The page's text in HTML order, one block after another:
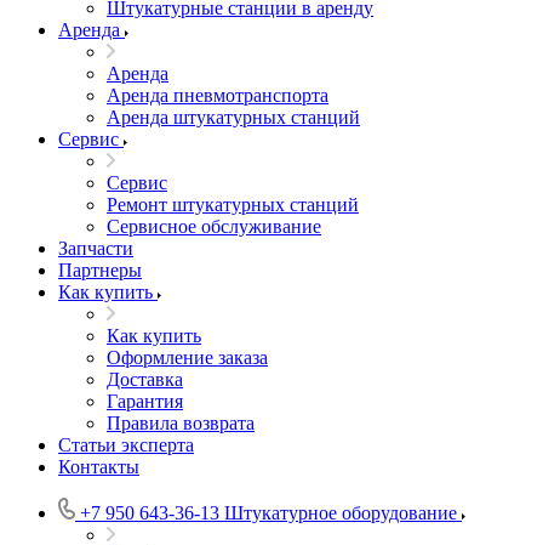
Штукатурные станции в аренду
Аренда
Аренда
Аренда пневмотранспорта
Аренда штукатурных станций
Сервис
Сервис
Ремонт штукатурных станций
Сервисное обслуживание
Запчасти
Партнеры
Как купить
Как купить
Оформление заказа
Доставка
Гарантия
Правила возврата
Статьи эксперта
Контакты
+7 950 643-36-13 Штукатурное оборудование